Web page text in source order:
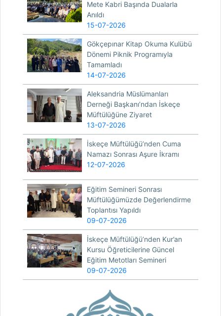
Mete Kabri Başında Dualarla
Anıldı
15-07-2026
Gökçepınar Kitap Okuma Kulübü
Dönemi Piknik Programıyla
Tamamladı
14-07-2026
Aleksandria Müslümanları
Derneği Başkanı’ndan İskeçe
Müftülüğüne Ziyaret
13-07-2026
İskeçe Müftülüğü’nden Cuma
Namazı Sonrası Aşure İkramı
12-07-2026
Eğitim Semineri Sonrası
Müftülüğümüzde Değerlendirme
Toplantısı Yapıldı
09-07-2026
İskeçe Müftülüğü’nden Kur’an
Kursu Öğreticilerine Güncel
Eğitim Metotları Semineri
09-07-2026